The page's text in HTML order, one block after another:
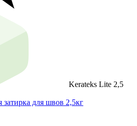
Kerateks Lite 2,5
для швов 2,5кг